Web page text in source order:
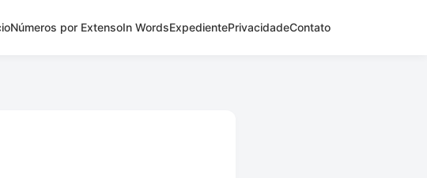
Números por ExtensoIn WordsExpedientePrivacidadeContato